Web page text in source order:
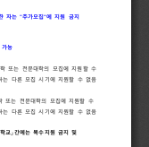
자는 "추가모집"에 지원
금지
가능
또는 전문대학의 모집에 지원할 수
는 다른 모집 시기에 지원할 수 없음
또는 전문대학의 모집에 지원할 수
는 다른 모집 시기에 지원할 수 없음
교」간에는 복수지원 금지
및